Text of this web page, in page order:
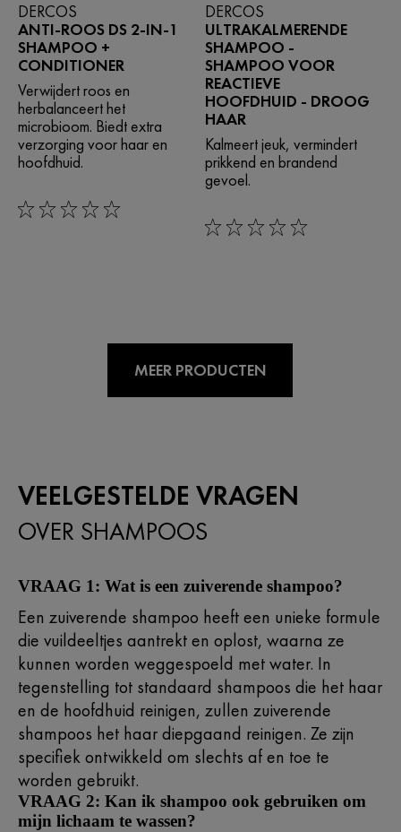
DERCOS
ANTI-ROOS DS 2-IN-1
SHAMPOO +
CONDITIONER
Verwijdert roos en
herbalanceert het
microbioom. Biedt extra
verzorging voor haar en
hoofdhuid.
0/5
DERCOS
ULTRAKALMERENDE
SHAMPOO -
SHAMPOO VOOR
REACTIEVE
HOOFDHUID - DROOG
HAAR
Kalmeert jeuk, vermindert
prikkend en brandend
gevoel.
0/5
MEER PRODUCTEN
VEELGESTELDE VRAGEN
OVER SHAMPOOS
VRAAG 1: Wat is een zuiverende shampoo?
Een zuiverende shampoo heeft een unieke formule
die vuildeeltjes aantrekt en oplost, waarna ze
kunnen worden weggespoeld met water. In
tegenstelling tot standaard shampoos die het haar
en de hoofdhuid reinigen, zullen zuiverende
shampoos het haar diepgaand reinigen. Ze zijn
specifiek ontwikkeld om slechts af en toe te
worden gebruikt.
VRAAG 2: Kan ik shampoo ook gebruiken om
mijn lichaam te wassen?